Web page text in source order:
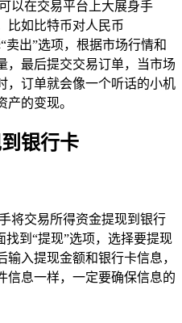
以在交易平台上大展身手
比如比特币对人民币
卖出”选项，根据市场行情和
，最后提交交易订单，当市场
，订单就会像一个听话的小机
的变现。
银行卡
将交易所得资金提现到银行
找到“提现”选项，选择要提现
入提现金额和银行卡信息，
信息一样，一定要确保信息的